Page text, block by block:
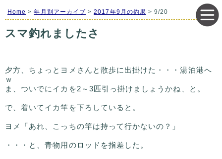
Home >年月別アーカイブ >2017年9月の釣果 > 9/20
スマ釣れましたさ
夕方、ちょっとヨメさんと散歩に出掛けた・・・湯泊港へ
ｗ
ま、ついでにイカを2～3匹引っ掛けましょうかね、と。
で、着いてイカ竿を下ろしていると。
ヨメ「あれ、こっちの竿は持って行かないの？」
・・・と、青物用のロッドを指差した。